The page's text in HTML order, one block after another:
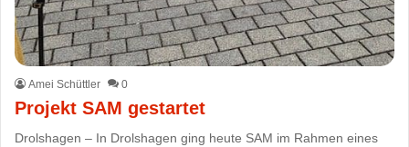
Amei Schüttler 0
Projekt SAM gestartet
Drolshagen – In Drolshagen ging heute SAM im Rahmen eines